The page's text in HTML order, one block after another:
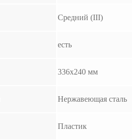
Средний (III)
есть
336х240 мм
Нержавеющая сталь
Пластик